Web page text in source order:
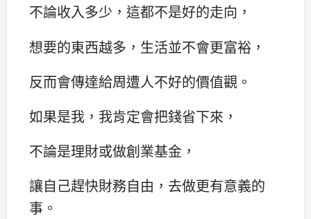
不論收入多少，這都不是好的走向，
想要的東西越多，生活並不會更富裕，
反而會傳達給周遭人不好的價值觀。
如果是我，我肯定會把錢省下來，
不論是理財或做創業基金，
讓自己趕快財務自由，去做更有意義的
事。